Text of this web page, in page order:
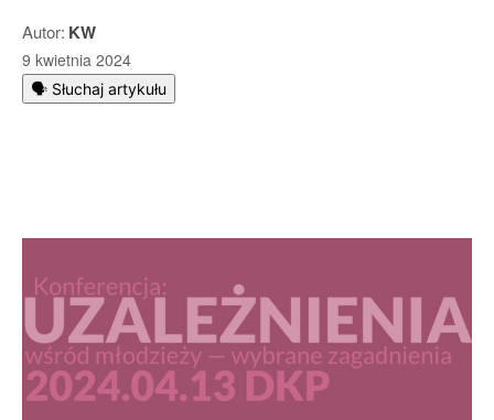
Autor: KW
9 kwietnia 2024
🗣️ Słuchaj artykułu